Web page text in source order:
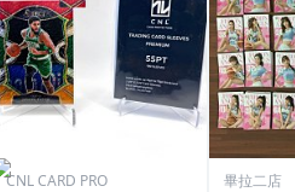
CNL CARD PRO 畢拉二店